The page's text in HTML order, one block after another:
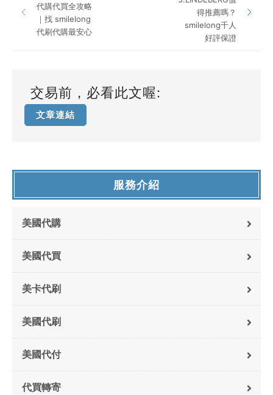
代購代買全攻略
｜找 smilelong
代刷代購最安心
得推薦嗎？
smilelong千人
好評保證
交易前，必看此文喔:
文章連結
服務介紹
美國代購
美國代買
美卡代刷
美國代刷
美國代付
代買轉寄